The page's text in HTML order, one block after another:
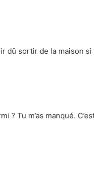
dû sortir de la maison si
? Tu m’as manqué.